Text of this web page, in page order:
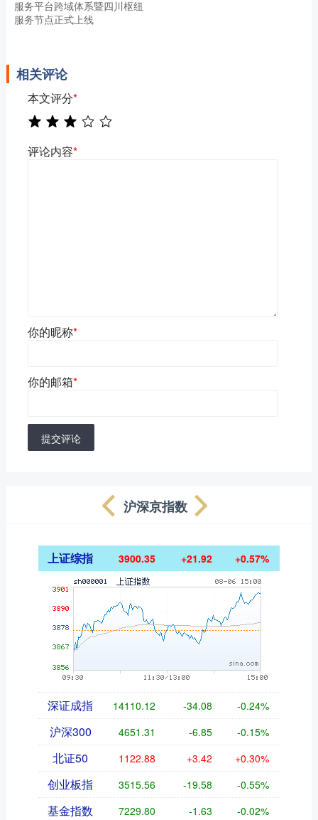
服务平台跨域体系暨四川枢纽
服务节点正式上线
相关评论
本文评分*
评论内容*
你的昵称*
你的邮箱*
提交评论
沪深京指数
上证综指 3900.35 +21.92 +0.57%
深证成指 14110.12 -34.08 -0.24%
沪深300 4651.31 -6.85 -0.15%
北证50 1122.88 +3.42 +0.30%
创业板指 3515.56 -19.58 -0.55%
基金指数 7229.80 -1.63 -0.02%